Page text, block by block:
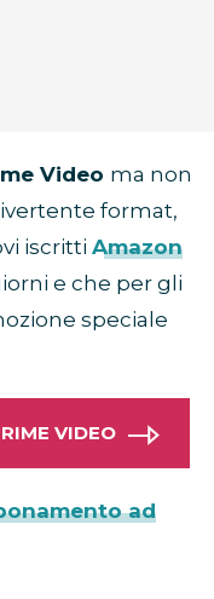
Video ma non
format,
iscritti Amazon
e che per gli
speciale
VIDEO
ad